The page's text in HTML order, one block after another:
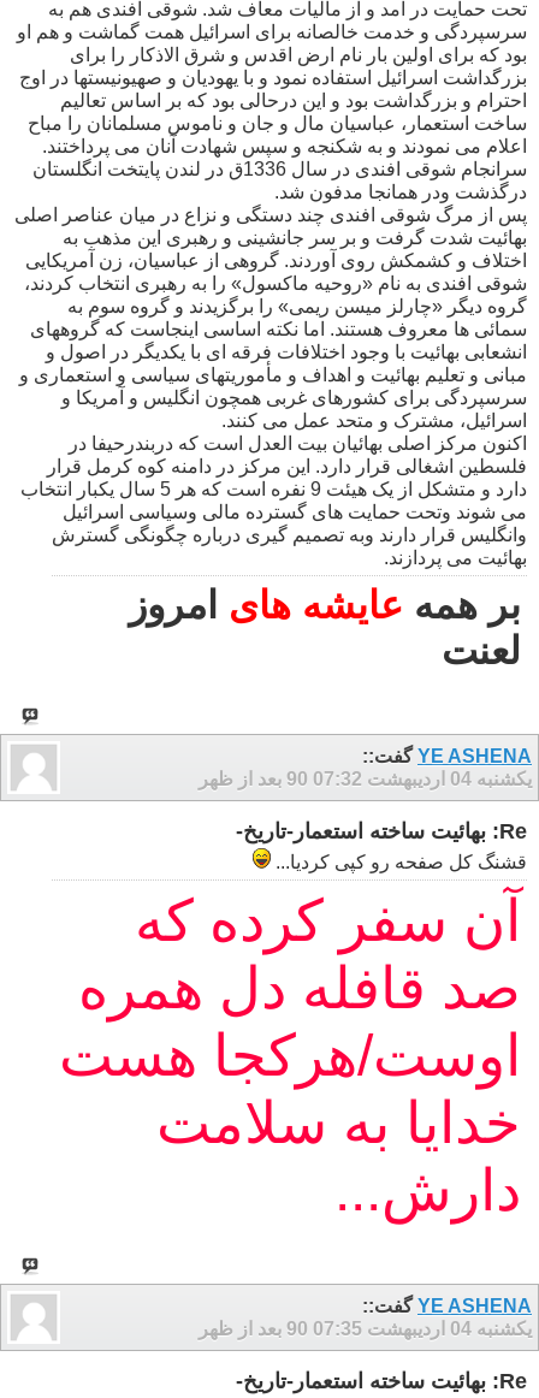
تحت حمایت در آمد و از مالیات معاف شد. شوقی افندی هم به
سرسپردگی و خدمت خالصانه برای اسرائیل همت گماشت و هم او
بود که برای اولین بار نام ارض اقدس و شرق الاذکار را برای
بزرگداشت اسرائیل استفاده نمود و با یهودیان و صهیونیستها در اوج
احترام و بزرگداشت بود و این درحالی بود که بر اساس تعالیم
ساخت استعمار، عباسیان مال و جان و ناموس مسلمانان را مباح
اعلام می نمودند و به شکنجه و سپس شهادت آنان می پرداختند.
سرانجام شوقی افندی در سال 1336ق در لندن پایتخت انگلستان
درگذشت ودر همانجا مدفون شد.
پس از مرگ شوقی افندی چند دستگی و نزاع در میان عناصر اصلی
بهائیت شدت گرفت و بر سر جانشینی و رهبری این مذهب به
اختلاف و کشمکش روی آوردند. گروهی از عباسیان، زن آمریکایی
شوقی افندی به نام «روحیه ماکسول» را به رهبری انتخاب کردند،
گروه دیگر «چارلز میسن ریمی» را برگزیدند و گروه سوم به
سمائی ها معروف هستند. اما نکته اساسی اینجاست که گروههای
انشعابی بهائیت با وجود اختلافات فرقه ای با یکدیگر در اصول و
مبانی و تعلیم بهائیت و اهداف و مأموریتهای سیاسی و استعماری و
سرسپردگی برای کشورهای غربی همچون انگلیس و آمریکا و
اسرائیل، مشترک و متحد عمل می کنند.
اکنون مرکز اصلی بهائیان بیت العدل است که دربندرحیفا در
فلسطین اشغالی قرار دارد. این مرکز در دامنه کوه کرمل قرار
دارد و متشکل از یک هیئت 9 نفره است که هر 5 سال یکبار انتخاب
می شوند وتحت حمایت های گسترده مالی وسیاسی اسرائیل
وانگلیس قرار دارند وبه تصمیم گیری درباره چگونگی گسترش
بهائیت می پردازند.
بر همه عایشه های امروز
لعنت
YE ASHENAگفت::
یکشنبه 04 اردیبهشت 90
07:32 بعد از ظهر
Re: بهائیت ساخته استعمار-تاریخ-
قشنگ کل صفحه رو کپی کردیا...
آن سفر کرده که
صد قافله دل همره
اوست/هرکجا هست
خدایا به سلامت
دارش...
YE ASHENAگفت::
یکشنبه 04 اردیبهشت 90
07:35 بعد از ظهر
Re: بهائیت ساخته استعمار-تاریخ-